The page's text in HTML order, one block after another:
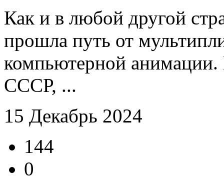
Как и в любой другой
прошла путь от
компьютерной анимации.
СССР, ...
15 Декабрь 2024
144
0